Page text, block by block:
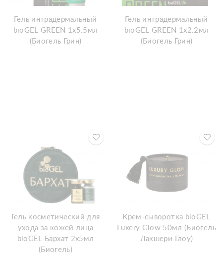
Гель интрадермальный
bioGEL GREEN 1х5.5мл
(Биогель Грин)
Гель интрадермальный
bioGEL GREEN 1х2.2мл
(Биогель Грин)
Гель косметический для
ухода за кожей лица
bioGEL Бархат 2х5мл
(Биогель)
Крем-сыворотка bioGEL
Luxery Glow 50мл (Биогель
Лакшери Глоу)